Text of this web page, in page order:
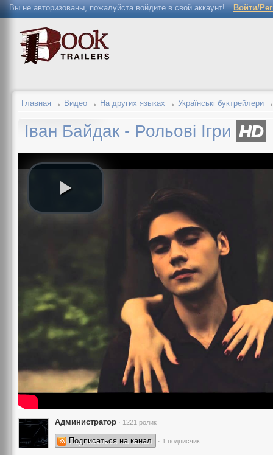
Вы не авторизованы, пожалуйста войдите в свой аккаунт! Войти/
Главная → Видео → На других языках → Українські буктрейлери
Іван Байдак - Рольові Ігри HD
Администратор · 1221 ролик
Подписаться на канал · 1 подписчик